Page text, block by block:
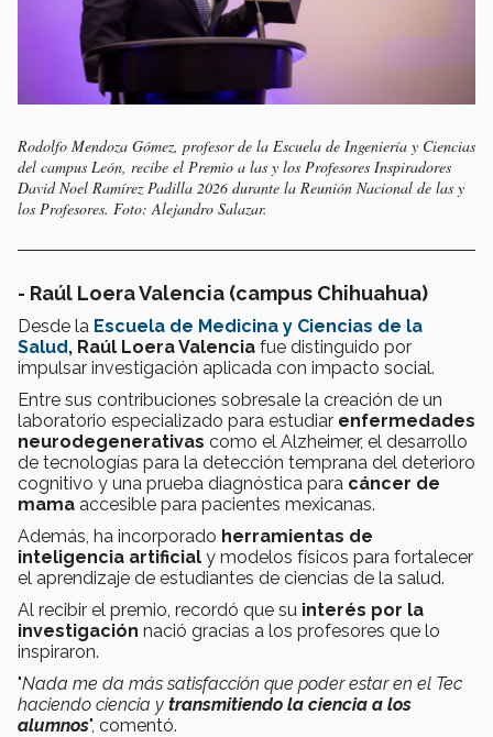
Rodolfo Mendoza Gómez, profesor de la Escuela de Ingeniería y Ciencias
del campus León, recibe el Premio a las y los Profesores Inspiradores
David Noel Ramírez Padilla 2026 durante la Reunión Nacional de las y
los Profesores. Foto: Alejandro Salazar.
- Raúl Loera Valencia (campus Chihuahua)
Desde la Escuela de Medicina y Ciencias de la
Salud, Raúl Loera Valencia fue distinguido por
impulsar investigación aplicada con impacto social.
Entre sus contribuciones sobresale la creación de un
laboratorio especializado para estudiar enfermedades
neurodegenerativas como el Alzheimer, el desarrollo
de tecnologías para la detección temprana del deterioro
cognitivo y una prueba diagnóstica para cáncer de
mama accesible para pacientes mexicanas.
Además, ha incorporado herramientas de
inteligencia artificial y modelos físicos para fortalecer
el aprendizaje de estudiantes de ciencias de la salud.
Al recibir el premio, recordó que su interés por la
investigación nació gracias a los profesores que lo
inspiraron.
"Nada me da más satisfacción que poder estar en el Tec
haciendo ciencia y transmitiendo la ciencia a los
alumnos", comentó.